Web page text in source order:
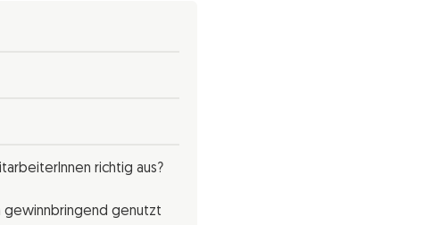
richtig aus?
gewinnbringend genutzt